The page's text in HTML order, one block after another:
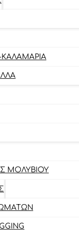
ΚΑΛΑΜΆΡΙΑ
ΜΟΛΥΒΙΟΎ